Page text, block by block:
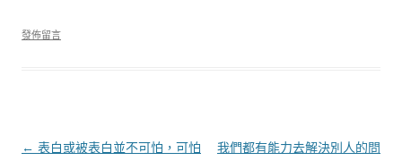
發佈留言
文章導覽
← 表白或被表白並不可怕，可怕
我們都有能力去解決別人的問